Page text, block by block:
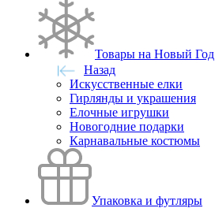
Товары на Новый Год
Назад
Искусственные елки
Гирлянды и украшения
Елочные игрушки
Новогодние подарки
Карнавальные костюмы
Упаковка и футляры